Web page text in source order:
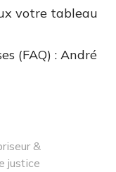
votre tableau
(FAQ) : André
&
justice